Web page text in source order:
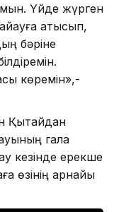
Үйде жүрген
қатысып,
бәріне
көремін»,-
Қытайдан
гала
кезінде ерекше
өзінің арнайы